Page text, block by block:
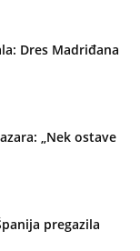
Dres Madriđana
„Nek ostave
pregazila